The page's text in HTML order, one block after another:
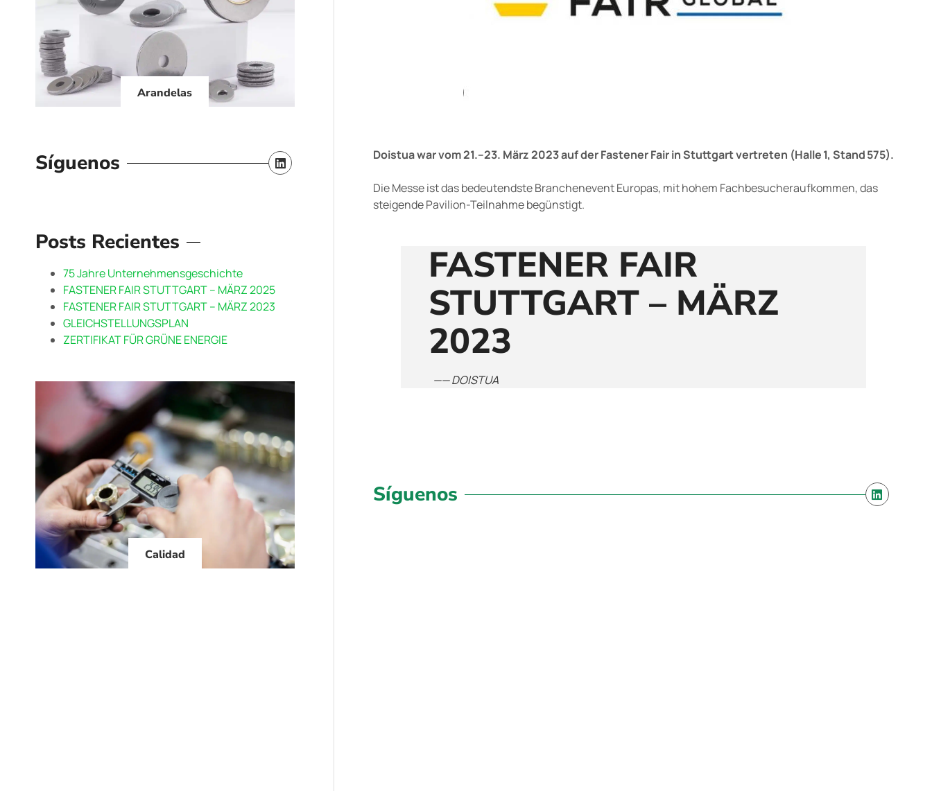
Arandelas
Síguenos
Posts Recientes
75 Jahre Unternehmensgeschichte
FASTENER FAIR STUTTGART – MÄRZ 2025
FASTENER FAIR STUTTGART – MÄRZ 2023
GLEICHSTELLUNGSPLAN
ZERTIFIKAT FÜR GRÜNE ENERGIE
Calidad
Doistua war vom 21.–23. März 2023 auf der Fastener Fair in Stuttgart vertreten (Halle 1, Stand 575).
Die Messe ist das bedeutendste Branchenevent Europas, mit hohem Fachbesucheraufkommen, das
steigende Pavilion-Teilnahme begünstigt.
FASTENER FAIR
STUTTGART – MÄRZ
2023
—— DOISTUA
Síguenos